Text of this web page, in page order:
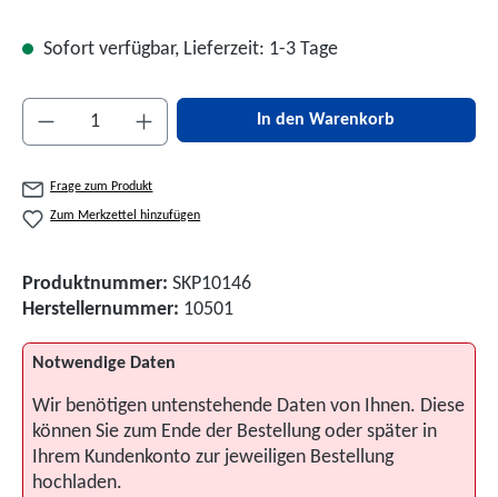
Sofort verfügbar, Lieferzeit: 1-3 Tage
Produkt Anzahl: Gib den gewünschten Wert
In den Warenkorb
Frage zum Produkt
Zum Merkzettel hinzufügen
Produktnummer: SKP10146
Herstellernummer: 10501
Notwendige Daten
Wir benötigen untenstehende Daten von Ihnen. Diese
können Sie zum Ende der Bestellung oder später in
Ihrem Kundenkonto zur jeweiligen Bestellung
hochladen.